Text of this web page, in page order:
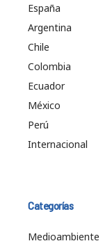
España
Argentina
Chile
Colombia
Ecuador
México
Perú
Internacional
Categorías
Medioambiente